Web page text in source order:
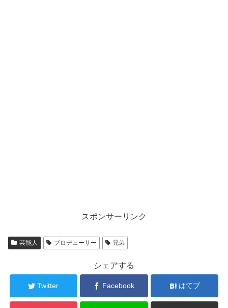
スポンサーリンク
芸能人 プロデューサー 兄弟
シェアする
Twitter Facebook はてブ